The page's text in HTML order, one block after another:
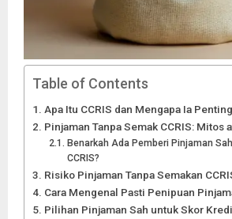
Table of Contents
Apa Itu CCRIS dan Mengapa Ia
Pinjaman Tanpa Semak CCRIS: Mitos
Benarkah Ada Pemberi Pinjaman
CCRIS?
Risiko Pinjaman Tanpa Semakan
Cara Mengenal Pasti Penipuan
Pilihan Pinjaman Sah untuk Skor